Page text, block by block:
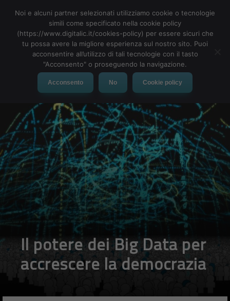
MENU
Il potere dei Big Data per
accrescere la democrazia
Noi e alcuni partner selezionati utilizziamo cookie o tecnologie
simili come specificato nella cookie policy
(https://www.digitalic.it/cookies-policy) per essere sicuri che
tu possa avere la migliore esperienza sul nostro sito. Puoi
acconsentire all’utilizzo di tali tecnologie con il tasto
"Acconsento" o proseguendo la navigazione.
Acconsento No Cookie policy